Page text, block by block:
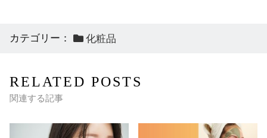
カテゴリー： 化粧品
RELATED POSTS
関連する記事